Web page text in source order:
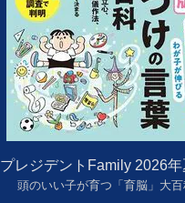
プレジデントFamily 2026
頭のいい子が育つ「育脳」大百